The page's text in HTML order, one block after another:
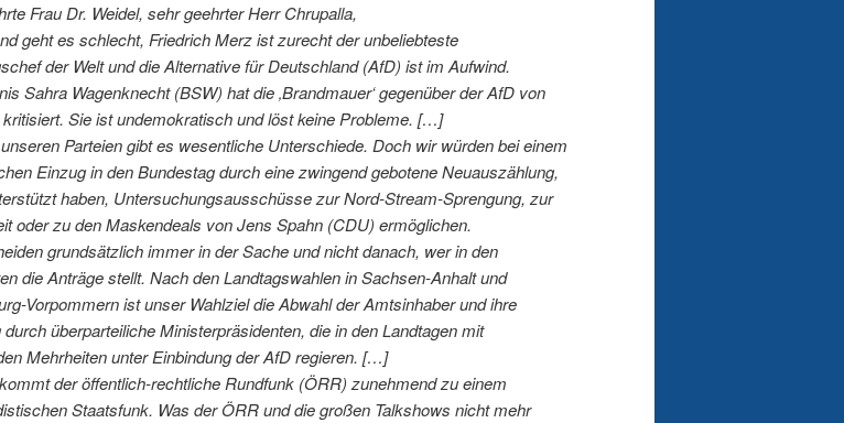
Frau Dr. Weidel, sehr geehrter Herr Chrupalla,
geht es schlecht, Friedrich Merz ist zurecht der unbeliebteste
der Welt und die Alternative für Deutschland (AfD) ist im Aufwind.
Sahra Wagenknecht (BSW) hat die ‚Brandmauer‘ gegenüber der AfD von
kritisiert. Sie ist undemokratisch und löst keine Probleme. […]
Parteien gibt es wesentliche Unterschiede. Doch wir würden bei einem
Einzug in den Bundestag durch eine zwingend gebotene Neuauszählung,
haben, Untersuchungsausschüsse zur Nord-Stream-Sprengung, zur
oder zu den Maskendeals von Jens Spahn (CDU) ermöglichen.
grundsätzlich immer in der Sache und nicht danach, wer in den
die Anträge stellt. Nach den Landtagswahlen in Sachsen-Anhalt und
Vorpommern ist unser Wahlziel die Abwahl der Amtsinhaber und ihre
überparteiliche Ministerpräsidenten, die in den Landtagen mit
Mehrheiten unter Einbindung der AfD regieren. […]
der öffentlich-rechtliche Rundfunk (ÖRR) zunehmend zu einem
Staatsfunk. Was der ÖRR und die großen Talkshows nicht mehr